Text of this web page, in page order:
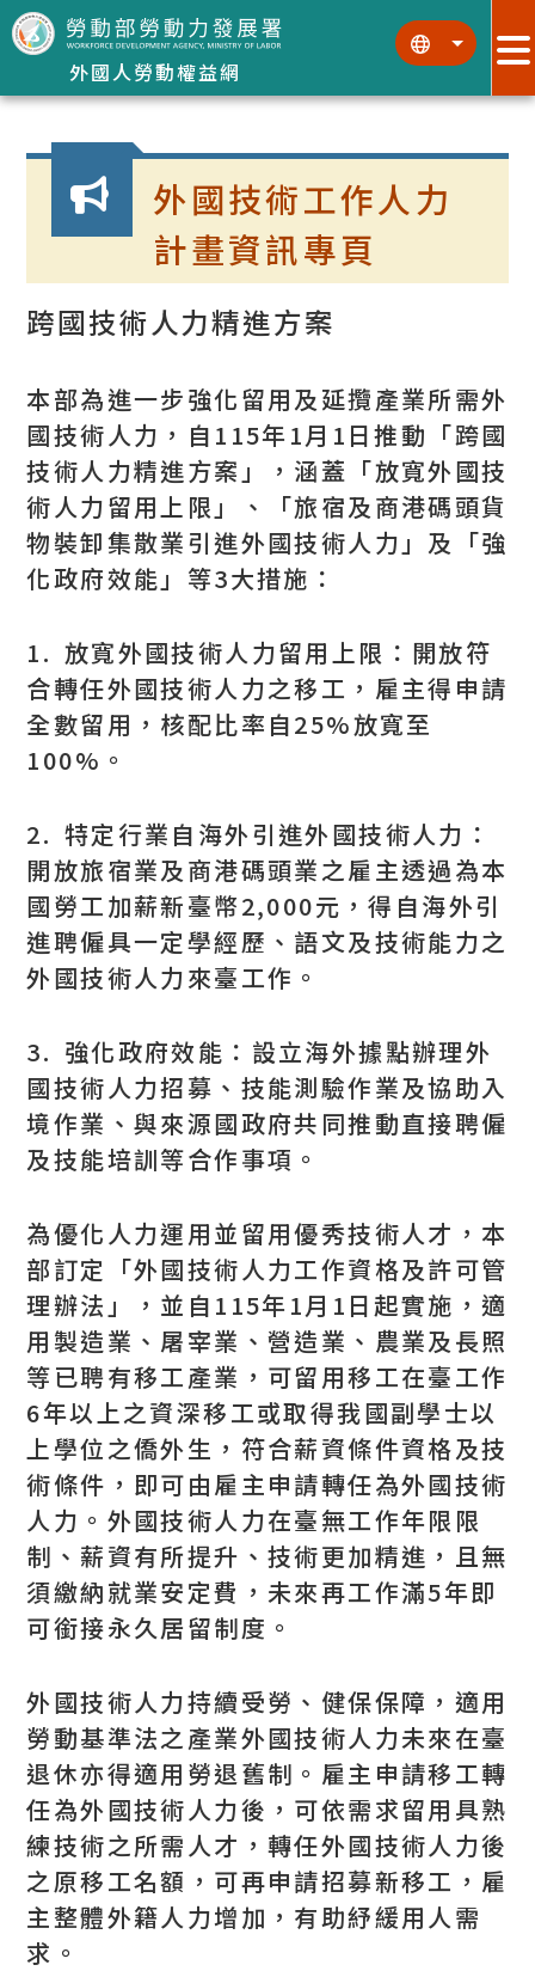
跳到主要內容區塊
外國人勞動權益網
::: :::
:::
外國技術工作人力
計畫資訊專頁
跨國技術人力精進方案
本部為進一步強化留用及延攬產業所需外
國技術人力，自115年1月1日推動「跨國
技術人力精進方案」，涵蓋「放寬外國技
術人力留用上限」、「旅宿及商港碼頭貨
物裝卸集散業引進外國技術人力」及「強
化政府效能」等3大措施：
1. 放寬外國技術人力留用上限：開放符
合轉任外國技術人力之移工，雇主得申請
全數留用，核配比率自25%放寬至
100%。
2. 特定行業自海外引進外國技術人力：
開放旅宿業及商港碼頭業之雇主透過為本
國勞工加薪新臺幣2,000元，得自海外引
進聘僱具一定學經歷、語文及技術能力之
外國技術人力來臺工作。
3. 強化政府效能：設立海外據點辦理外
國技術人力招募、技能測驗作業及協助入
境作業、與來源國政府共同推動直接聘僱
及技能培訓等合作事項。
為優化人力運用並留用優秀技術人才，本
部訂定「外國技術人力工作資格及許可管
理辦法」，並自115年1月1日起實施，適
用製造業、屠宰業、營造業、農業及長照
等已聘有移工產業，可留用移工在臺工作
6年以上之資深移工或取得我國副學士以
上學位之僑外生，符合薪資條件資格及技
術條件，即可由雇主申請轉任為外國技術
人力。外國技術人力在臺無工作年限限
制、薪資有所提升、技術更加精進，且無
須繳納就業安定費，未來再工作滿5年即
可銜接永久居留制度。
外國技術人力持續受勞、健保保障，適用
勞動基準法之產業外國技術人力未來在臺
退休亦得適用勞退舊制。雇主申請移工轉
任為外國技術人力後，可依需求留用具熟
練技術之所需人才，轉任外國技術人力後
之原移工名額，可再申請招募新移工，雇
主整體外籍人力增加，有助紓緩用人需
求。